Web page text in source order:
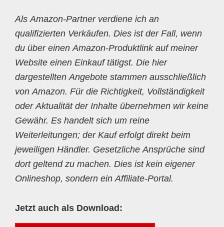
Als Amazon-Partner verdiene ich an
qualifizierten Verkäufen. Dies ist der Fall, wenn
du über einen Amazon-Produktlink auf meiner
Website einen Einkauf tätigst. Die hier
dargestellten Angebote stammen ausschließlich
von Amazon. Für die Richtigkeit, Vollständigkeit
oder Aktualität der Inhalte übernehmen wir keine
Gewähr. Es handelt sich um reine
Weiterleitungen; der Kauf erfolgt direkt beim
jeweiligen Händler. Gesetzliche Ansprüche sind
dort geltend zu machen. Dies ist kein eigener
Onlineshop, sondern ein Affiliate-Portal.
Jetzt auch als Download: